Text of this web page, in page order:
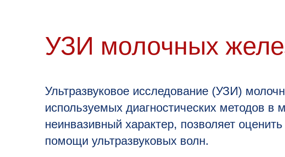
УЗИ молочных
Ультразвуковое исследование (УЗИ)
используемых диагностических методов
неинвазивный характер, позволяет
помощи ультразвуковых волн.